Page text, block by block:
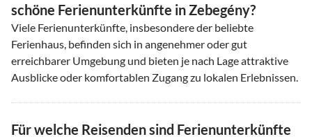
schöne Ferienunterkünfte in Zebegény?
Viele Ferienunterkünfte, insbesondere der beliebte
Ferienhaus, befinden sich in angenehmer oder gut
erreichbarer Umgebung und bieten je nach Lage attraktive
Ausblicke oder komfortablen Zugang zu lokalen Erlebnissen.
Für welche Reisenden sind Ferienunterkünfte